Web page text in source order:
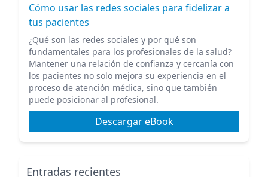
Cómo usar las redes sociales para fidelizar a
tus pacientes
¿Qué son las redes sociales y por qué son
fundamentales para los profesionales de la salud?
Mantener una relación de confianza y cercanía con
los pacientes no solo mejora su experiencia en el
proceso de atención médica, sino que también
puede posicionar al profesional.
Descargar eBook
Entradas recientes